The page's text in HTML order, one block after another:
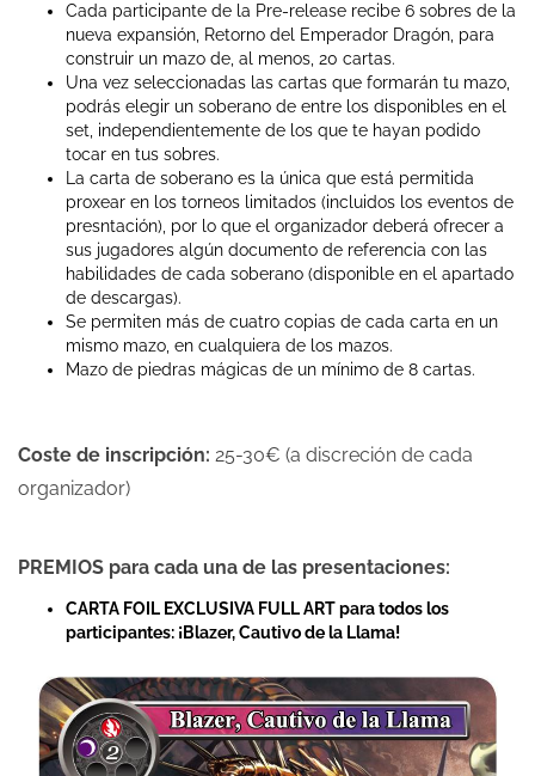
Cada participante de la Pre-release recibe 6 sobres de la
nueva expansión, Retorno del Emperador Dragón, para
construir un mazo de, al menos, 20 cartas.
Una vez seleccionadas las cartas que formarán tu mazo,
podrás elegir un soberano de entre los disponibles en el
set, independientemente de los que te hayan podido
tocar en tus sobres.
La carta de soberano es la única que está permitida
proxear en los torneos limitados (incluidos los eventos de
presntación), por lo que el organizador deberá ofrecer a
sus jugadores algún documento de referencia con las
habilidades de cada soberano (disponible en el apartado
de descargas).
Se permiten más de cuatro copias de cada carta en un
mismo mazo, en cualquiera de los mazos.
Mazo de piedras mágicas de un mínimo de 8 cartas.
Coste de inscripción: 25-30€ (a discreción de cada
organizador)
PREMIOS para cada una de las presentaciones:
CARTA FOIL EXCLUSIVA FULL ART para todos los
participantes: ¡Blazer, Cautivo de la Llama!